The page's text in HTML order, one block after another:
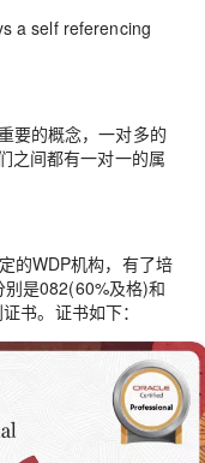
a self referencing
要的概念，一对多的
之间都有一对一的属
的WDP机构，有了培
是082(60%及格)和
书。证书如下：